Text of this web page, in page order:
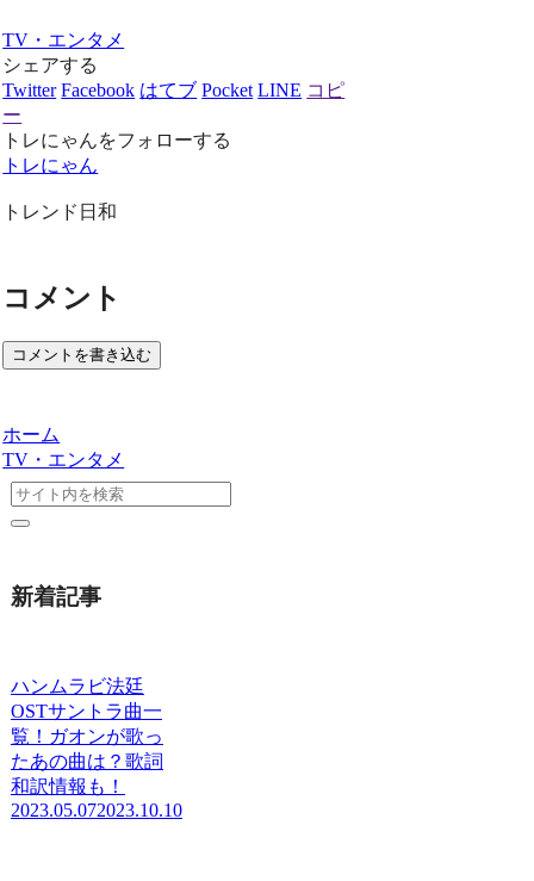
TV・エンタメ
シェアする
Twitter Facebook はてブ Pocket LINE コピ
ー
トレにゃんをフォローする
トレにゃん
トレンド日和
コメント
コメントを書き込む
ホーム
TV・エンタメ
新着記事
ハンムラビ法廷
OSTサントラ曲一
覧！ガオンが歌っ
たあの曲は？歌詞
和訳情報も！
2023.05.072023.10.10